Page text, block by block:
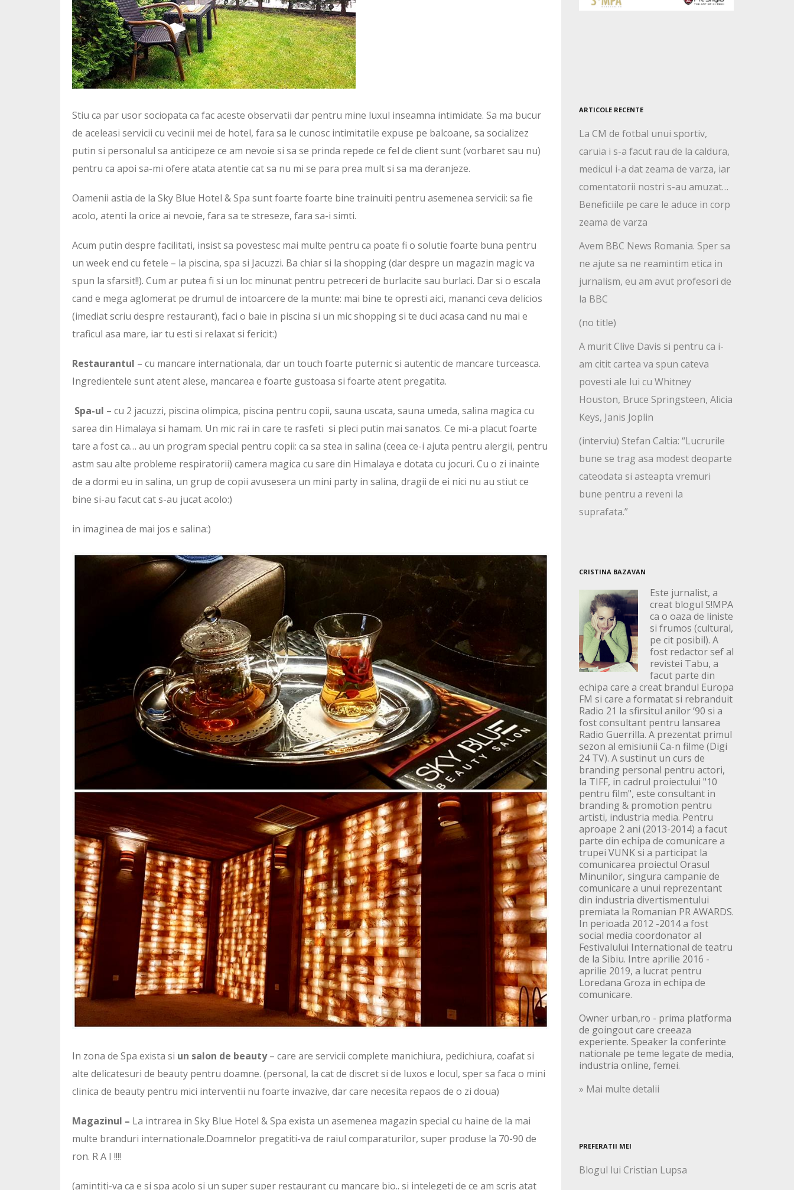
Stiu ca par usor sociopata ca fac aceste observatii dar pentru mine luxul inseamna intimidate. Sa ma bucur
de aceleasi servicii cu vecinii mei de hotel, fara sa le cunosc intimitatile expuse pe balcoane, sa socializez
putin si personalul sa anticipeze ce am nevoie si sa se prinda repede ce fel de client sunt (vorbaret sau nu)
pentru ca apoi sa-mi ofere atata atentie cat sa nu mi se para prea mult si sa ma deranjeze.
Oamenii astia de la Sky Blue Hotel & Spa sunt foarte foarte bine trainuiti pentru asemenea servicii: sa fie
acolo, atenti la orice ai nevoie, fara sa te streseze, fara sa-i simti.
Acum putin despre facilitati, insist sa povestesc mai multe pentru ca poate fi o solutie foarte buna pentru
un week end cu fetele – la piscina, spa si Jacuzzi. Ba chiar si la shopping (dar despre un magazin magic va
spun la sfarsit!!). Cum ar putea fi si un loc minunat pentru petreceri de burlacite sau burlaci. Dar si o escala
cand e mega aglomerat pe drumul de intoarcere de la munte: mai bine te opresti aici, mananci ceva delicios
(imediat scriu despre restaurant), faci o baie in piscina si un mic shopping si te duci acasa cand nu mai e
traficul asa mare, iar tu esti si relaxat si fericit:)
Restaurantul – cu mancare internationala, dar un touch foarte puternic si autentic de mancare turceasca.
Ingredientele sunt atent alese, mancarea e foarte gustoasa si foarte atent pregatita.
Spa-ul – cu 2 jacuzzi, piscina olimpica, piscina pentru copii, sauna uscata, sauna umeda, salina magica cu
sarea din Himalaya si hamam. Un mic rai in care te rasfeti si pleci putin mai sanatos. Ce mi-a placut foarte
tare a fost ca… au un program special pentru copii: ca sa stea in salina (ceea ce-i ajuta pentru alergii, pentru
astm sau alte probleme respiratorii) camera magica cu sare din Himalaya e dotata cu jocuri. Cu o zi inainte
de a dormi eu in salina, un grup de copii avusesera un mini party in salina, dragii de ei nici nu au stiut ce
bine si-au facut cat s-au jucat acolo:)
in imaginea de mai jos e salina:)
In zona de Spa exista si un salon de beauty– care are servicii complete manichiura, pedichiura, coafat si
alte delicatesuri de beauty pentru doamne. (personal, la cat de discret si de luxos e locul, sper sa faca o mini
clinica de beauty pentru mici interventii nu foarte invazive, dar care necesita repaos de o zi doua)
Magazinul – La intrarea in Sky Blue Hotel & Spa exista un asemenea magazin special cu haine de la mai
multe branduri internationale.Doamnelor pregatiti-va de raiul comparaturilor, super produse la 70-90 de
ron. R A I !!!!
(amintiti-va ca e si spa acolo si un super super restaurant cu mancare bio.. si intelegeti de ce am scris atat
ARTICOLE RECENTE
La CM de fotbal unui sportiv,
caruia i s-a facut rau de la caldura,
medicul i-a dat zeama de varza, iar
comentatorii nostri s-au amuzat…
Beneficiile pe care le aduce in corp
zeama de varza
Avem BBC News Romania. Sper sa
ne ajute sa ne reamintim etica in
jurnalism, eu am avut profesori de
la BBC
(no title)
A murit Clive Davis si pentru ca i-
am citit cartea va spun cateva
povesti ale lui cu Whitney
Houston, Bruce Springsteen, Alicia
Keys, Janis Joplin
(interviu) Stefan Caltia: “Lucrurile
bune se trag asa modest deoparte
cateodata si asteapta vremuri
bune pentru a reveni la
suprafata.”
CRISTINA BAZAVAN
Este jurnalist, a
creat blogul S!MPA
ca o oaza de liniste
si frumos (cultural,
pe cit posibil). A
fost redactor sef al
revistei Tabu, a
facut parte din
echipa care a creat brandul Europa
FM si care a formatat si rebranduit
Radio 21 la sfirsitul anilor ‘90 si a
fost consultant pentru lansarea
Radio Guerrilla. A prezentat primul
sezon al emisiunii Ca-n filme (Digi
24 TV). A sustinut un curs de
branding personal pentru actori,
la TIFF, in cadrul proiectului "10
pentru film", este consultant in
branding & promotion pentru
artisti, industria media. Pentru
aproape 2 ani (2013-2014) a facut
parte din echipa de comunicare a
trupei VUNK si a participat la
comunicarea proiectul Orasul
Minunilor, singura campanie de
comunicare a unui reprezentant
din industria divertismentului
premiata la Romanian PR AWARDS.
In perioada 2012 -2014 a fost
social media coordonator al
Festivalului International de teatru
de la Sibiu. Intre aprilie 2016 -
aprilie 2019, a lucrat pentru
Loredana Groza in echipa de
comunicare.
Owner urban,ro - prima platforma
de goingout care creeaza
experiente. Speaker la conferinte
nationale pe teme legate de media,
industria online, femei.
» Mai multe detalii
PREFERATII MEI
Blogul lui Cristian Lupsa